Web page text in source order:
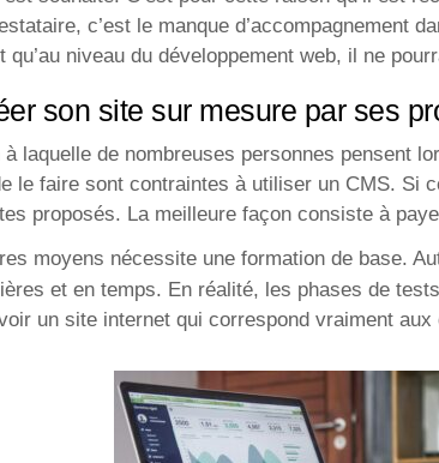
c’est le manque d’accompagnement
qu’au niveau du développement web, il ne
son site sur mesure par ses
laquelle de nombreuses personnes pensent
le faire sont contraintes à utiliser un CMS. Si
proposés. La meilleure façon consiste à
moyens nécessite une formation de base.
et en temps. En réalité, les phases de
un site internet qui correspond vraiment